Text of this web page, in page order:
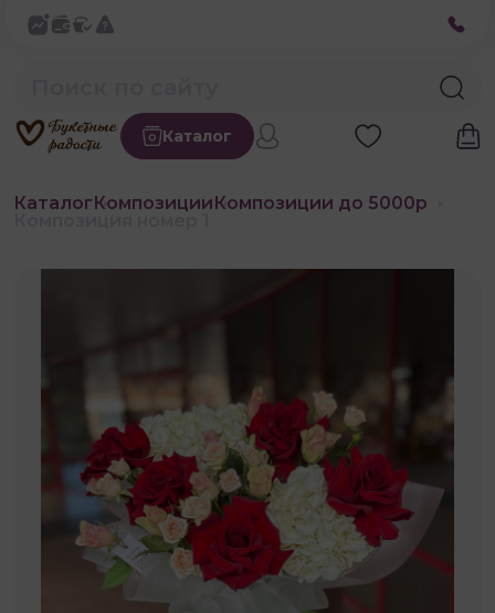
Каталог
КаталогКомпозицииКомпозиции до 5000р